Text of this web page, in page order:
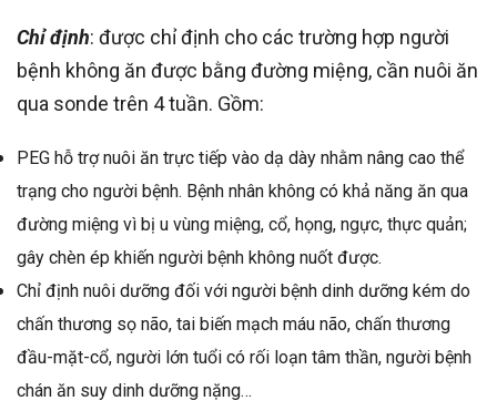
Chỉ định: được chỉ định cho các trường hợp người
bệnh không ăn được bằng đường miệng, cần nuôi ăn
qua sonde trên 4 tuần. Gồm:
PEG hỗ trợ nuôi ăn trực tiếp vào dạ dày nhằm nâng cao thể
trạng cho người bệnh. Bệnh nhân không có khả năng ăn qua
đường miệng vì bị u vùng miệng, cổ, họng, ngực, thực quản;
gây chèn ép khiến người bệnh không nuốt được.
Chỉ định nuôi dưỡng đối với người bệnh dinh dưỡng kém do
chấn thương sọ não, tai biến mạch máu não, chấn thương
đầu-mặt-cổ, người lớn tuổi có rối loạn tâm thần, người bệnh
chán ăn suy dinh dưỡng nặng…